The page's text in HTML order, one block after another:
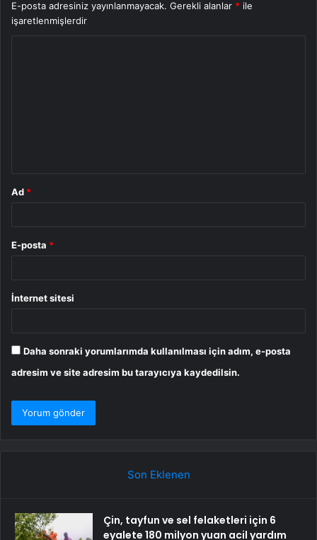
E-posta adresiniz yayınlanmayacak. Gerekli alanlar * ile
işaretlenmişlerdir
Ad *
E-posta *
İnternet sitesi
Daha sonraki yorumlarımda kullanılması için adım, e-posta
adresim ve site adresim bu tarayıcıya kaydedilsin.
Son Eklenen
Çin, tayfun ve sel felaketleri için 6
eyalete 180 milyon yuan acil yardım